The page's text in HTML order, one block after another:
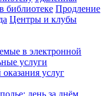
библиотеке Продление
Центры и клубы
в электронной
услуги
услуг
день за днём